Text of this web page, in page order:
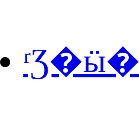
ʳƷ�ӹ�